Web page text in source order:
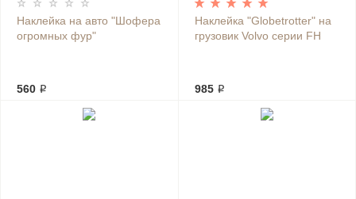
Наклейка на авто "Шофера
огромных фур"
560 ₽
Наклейка "Globetrotter" на
грузовик Volvo серии FH
985 ₽